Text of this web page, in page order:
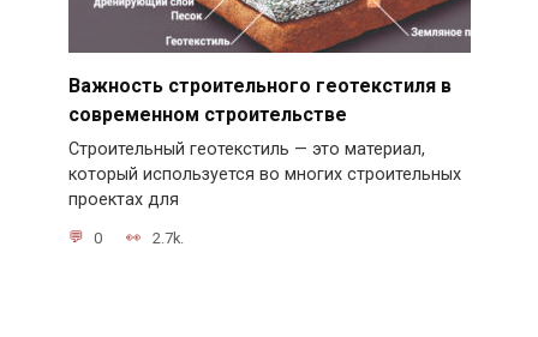
Важность строительного геотекстиля в
современном строительстве
Строительный геотекстиль — это материал,
который используется во многих строительных
проектах для
0 2.7k.